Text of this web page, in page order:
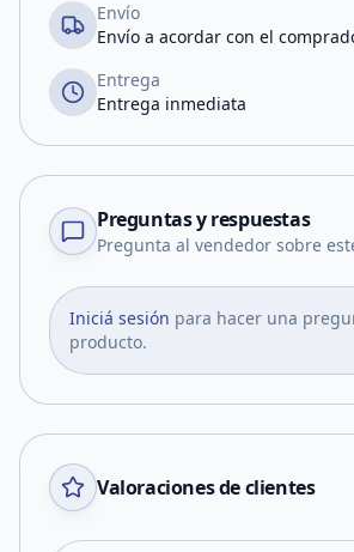
Envío
Envío a acordar con el
Entrega
Entrega inmediata
Preguntas y respuestas
Pregunta al vendedor sobre
Iniciá sesión para hacer una
producto.
Valoraciones de clientes